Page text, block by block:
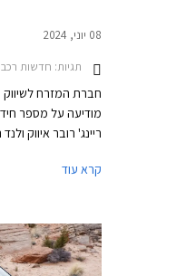
08 יוני, 2024
תגיות: חדשות רכב, רכב חדש, פנאי שטח, לנד
חברת המזרח לשיווק
מודיעה על מספר
ריינג' רובר איווק
הטבות מימון וטרייד-
קרא עוד